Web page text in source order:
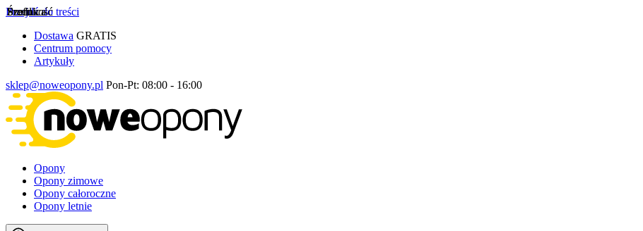
Przejdź do treści
Dostawa GRATIS
Centrum pomocy
Artykuły
sklep@noweopony.pl Pon-Pt: 08:00 - 16:00
Opony
Opony zimowe
Opony całoroczne
Opony letnie
Szerokość
Profil
Średnica